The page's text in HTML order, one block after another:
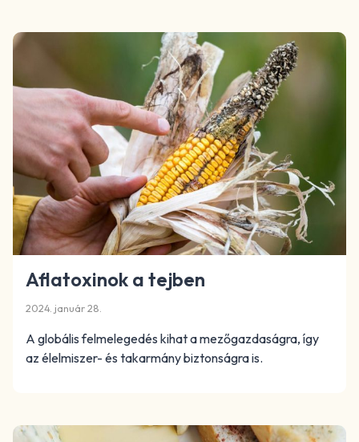
Aflatoxinok a tejben
2024. január 28.
A globális felmelegedés kihat a mezőgazdaságra, így
az élelmiszer- és takarmány biztonságra is.